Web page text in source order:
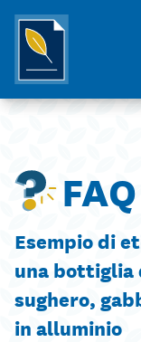
FAQ
Esempio di
una bottiglia
sughero,
in alluminio